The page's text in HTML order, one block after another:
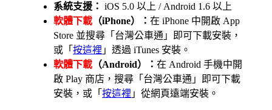
系統支援： iOS 5.0 以上 / Android 1.6 以上
軟體下載 （iPhone）： 在 iPhone 中開啟 App
Store 並搜尋「台灣公車通」即可下載安裝，
或「 按這裡 」透過 iTunes 安裝。
軟體下載 （Android）： 在 Android 手機中開
啟 Play 商店，搜尋「台灣公車通」即可下載
安裝，或「 按這裡 」從網頁遠端安裝。